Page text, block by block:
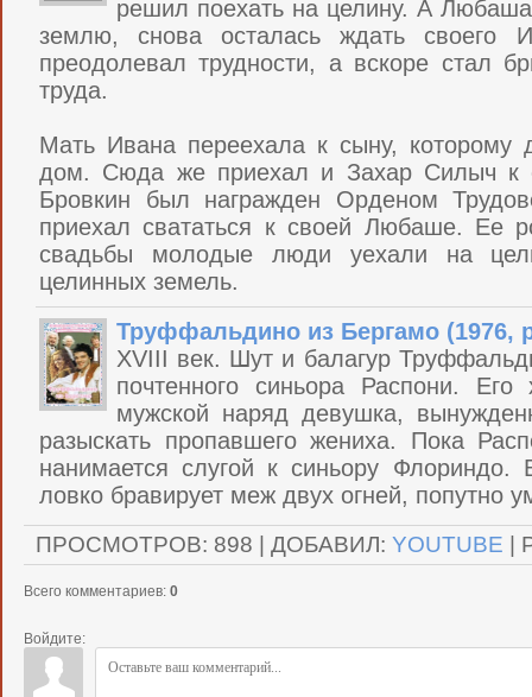
решил поехать на целину. А
землю, снова осталась ждать своего
преодолевал трудности, а вскоре стал
труда.
Мать Ивана переехала к сыну, которому
дом. Сюда же приехал и Захар Силыч к
Бровкин был награжден Орденом
приехал свататься к своей Любаше. Ее
свадьбы молодые люди уехали на
целинных земель.
Труффальдино из Бергамо (1976,
XVIII век. Шут и балагур
почтенного синьора Распони.
мужской наряд девушка,
разыскать пропавшего жениха. Пока
нанимается слугой к синьору
ловко бравирует меж двух огней, попутно
ПРОСМОТРОВ: 898 ДОБАВИЛ: YOUTUBE
Всего комментариев: 0
Войдите: